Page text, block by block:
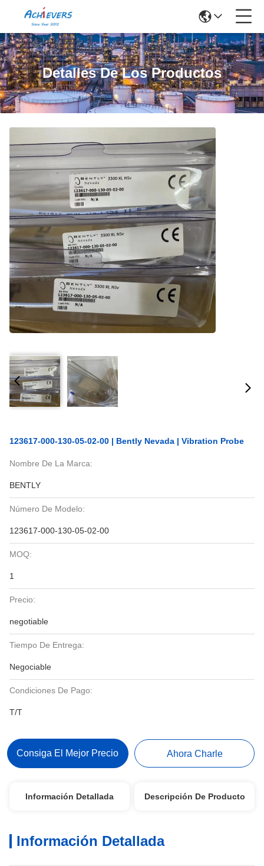
Detalles De Los Productos
123617-000-130-05-02-00 | Bently Nevada | Vibration Probe
Nombre De La Marca:
BENTLY
Número De Modelo:
123617-000-130-05-02-00
MOQ:
1
Precio:
negotiable
Tiempo De Entrega:
Negociable
Condiciones De Pago:
T/T
Consiga El Mejor Precio Ahora Charle
Información Detallada Descripción De Producto
Información Detallada